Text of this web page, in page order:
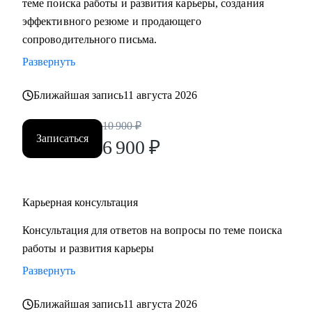
• Составить «продающее» резюме (самостоятельно
формата
• Выбрать между несколькими предложениями о работе и
Кому могу помочь:
Руководителям и специалистам из сфер производства, с/х,
сервисов и из госструктур по функциям:
• Административный блок (финансы, юриспруденция, HR,
ОТиТБ, СБ, ПТО, АХО, GR, секретариат, сметно-
договорная работа)
• Производственно-технический блок, строительство
теме поиска работы и развития карьеры, создания
эффективного резюме и продающего
сопроводительного письма.
Развернуть
Ближайшая запись11 августа 2026
Записаться
10 900 ₽
6 900 ₽
Карьерная консультация
Консультация для ответов на вопросы по теме поиска
работы и развития карьеры
Развернуть
Ближайшая запись11 августа 2026